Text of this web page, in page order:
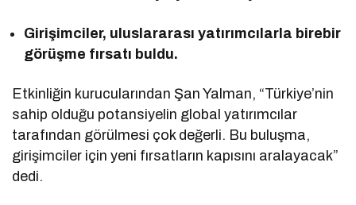
Girişimciler, uluslararası yatırımcılarla birebir
görüşme fırsatı buldu.
Etkinliğin kurucularından Şan Yalman, “Türkiye’nin
sahip olduğu potansiyelin global yatırımcılar
tarafından görülmesi çok değerli. Bu buluşma,
girişimciler için yeni fırsatların kapısını aralayacak”
dedi.